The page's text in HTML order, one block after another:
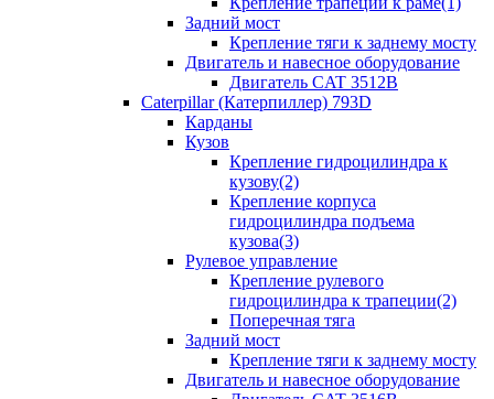
Задний мост
Крепление тяги к заднему мосту
Двигатель и навесное оборудование
Двигатель CAT 3512B
Caterpillar (Катерпиллер) 793D
Карданы
Кузов
Крепление гидроцилиндра к
кузову(2)
Крепление корпуса
гидроцилиндра подъема
кузова(3)
Рулевое управление
Крепление рулевого
гидроцилиндра к трапеции(2)
Поперечная тяга
Задний мост
Крепление тяги к заднему мосту
Двигатель и навесное оборудование